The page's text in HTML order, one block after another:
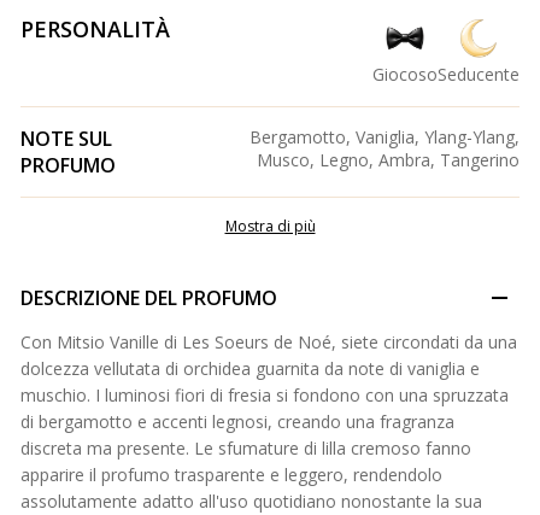
PERSONALITÀ
GiocosoSeducente
NOTE SUL
PROFUMO
Bergamotto, Vaniglia, Ylang-Ylang,
Musco, Legno, Ambra, Tangerino
Mostra di più
DESCRIZIONE DEL PROFUMO
Con Mitsio Vanille di Les Soeurs de Noé, siete circondati da una
dolcezza vellutata di orchidea guarnita da note di vaniglia e
muschio. I luminosi fiori di fresia si fondono con una spruzzata
di bergamotto e accenti legnosi, creando una fragranza
discreta ma presente. Le sfumature di lilla cremoso fanno
apparire il profumo trasparente e leggero, rendendolo
assolutamente adatto all'uso quotidiano nonostante la sua